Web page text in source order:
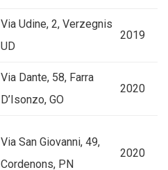
Via Udine, 2, Verzegnis
UD
2019
Via Dante, 58, Farra
D’Isonzo, GO
2020
Via San Giovanni, 49,
Cordenons, PN
2020